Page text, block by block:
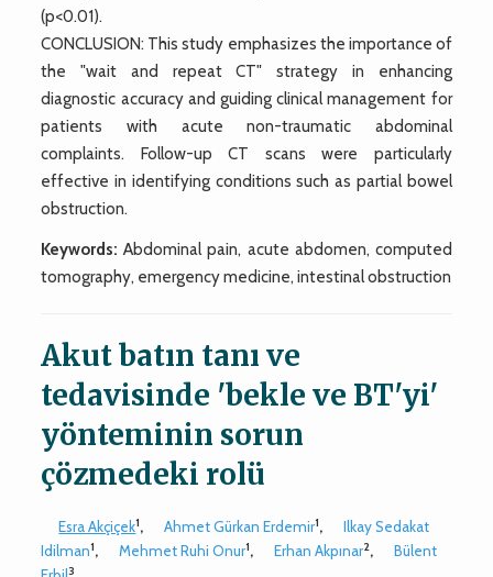
(p<0.01).
CONCLUSION: This study emphasizes the importance of
the "wait and repeat CT" strategy in enhancing
diagnostic accuracy and guiding clinical management for
patients with acute non-traumatic abdominal
complaints. Follow-up CT scans were particularly
effective in identifying conditions such as partial bowel
obstruction.
Keywords: Abdominal pain, acute abdomen, computed
tomography, emergency medicine, intestinal obstruction
Akut batın tanı ve
tedavisinde 'bekle ve BT'yi'
yönteminin sorun
çözmedeki rolü
Esra Akçiçek1, Ahmet Gürkan Erdemir1,
Ilkay Sedakat
Idilman1, Mehmet Ruhi Onur1, Erhan Akpınar2,
Bülent
3